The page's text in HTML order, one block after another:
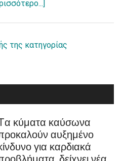
της
στην
Φροντίδας
/Recognition
of
της κατηγορίας
κύματα καύσωνα
αυξημένο
για καρδιακά